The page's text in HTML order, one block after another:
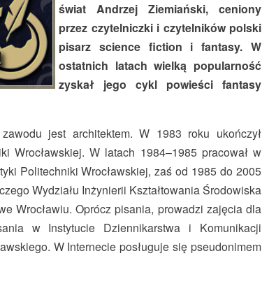
świat Andrzej Ziemiański, ceniony
przez czytelniczki i czytelników polski
pisarz science fiction i fantasy. W
ostatnich latach wielką popularność
zyskał jego cykl powieści fantasy
jest architektem. W 1983 roku ukończył
Wrocławskiej. W latach 1984–1985 pracował w
Politechniki Wrocławskiej, zaś od 1985 do 2005
Wydziału Inżynierii Kształtowania Środowiska
Wrocławiu. Oprócz pisania, prowadzi zajęcia dla
w Instytucie Dziennikarstwa i Komunikacji
W Internecie posługuje się pseudonimem